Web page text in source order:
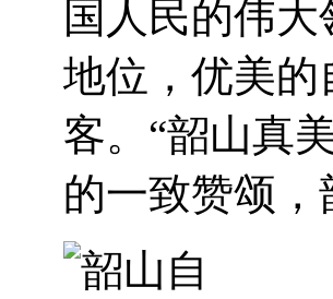
国人民的伟
地位，优美
客。“韶山真
的一致赞颂，